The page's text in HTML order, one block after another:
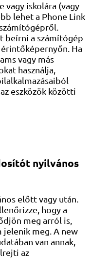
vagy iskolára (vagy
lehet a Phone Link
beírni a számítógép
Ha
vagy más
használja,
eszközök közötti
nyilvános
előtt vagy után.
hogy a
meg arról is,
jelenik meg. A new
van annak,
az